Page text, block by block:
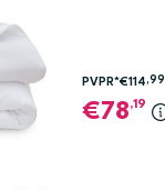
PVPR*€114,99
78,19